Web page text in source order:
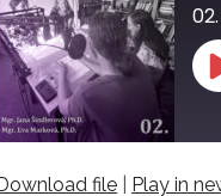
Apple Podcasts
Download file Play in